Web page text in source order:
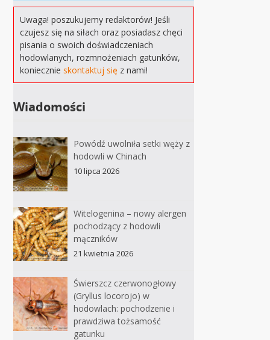
Uwaga! poszukujemy redaktorów! Jeśli
czujesz się na siłach oraz posiadasz chęci
pisania o swoich doświadczeniach
hodowlanych, rozmnożeniach gatunków,
koniecznieskontaktuj się z nami!
Wiadomości
Powódź uwolniła setki węży z
hodowli w Chinach
10 lipca 2026
Witelogenina – nowy alergen
pochodzący z hodowli
mączników
21 kwietnia 2026
Świerszcz czerwonogłowy
(Gryllus locorojo) w
hodowlach: pochodzenie i
prawdziwa tożsamość
gatunku